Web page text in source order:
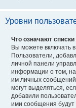
Уровни
Что означают
Вы можете включать в
Пользователи,
личной панели
информации о том,
им личных
могут выделяться,
добавили
ими сообщения